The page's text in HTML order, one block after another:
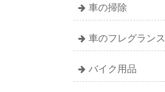
車の掃除
車のフレグランス
バイク用品